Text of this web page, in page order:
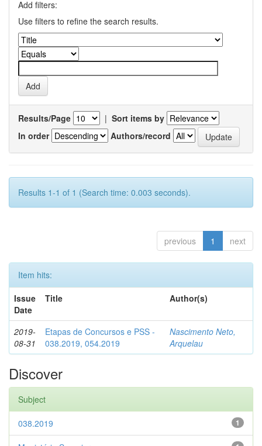
Add filters:
Use filters to refine the search results.
Results/Page | Sort items by
In order
Authors/record
Results 1-1 of 1 (Search time: 0.003 seconds).
previous 1 next
Item hits:
Issue
Date
Title Author(s)
2019-
08-31
Etapas de Concursos e PSS -
038.2019, 054.2019
Nascimento Neto,
Arquelau
Discover
Subject
1
038.2019